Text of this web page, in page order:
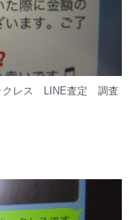
クレス LINE査定 調査